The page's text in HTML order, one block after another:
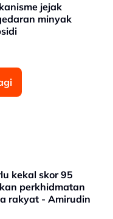
jejak
minyak
kekal skor 95
perkhidmatan
rakyat - Amirudin